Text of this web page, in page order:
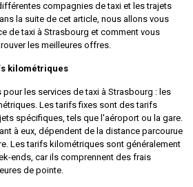
compagnies de taxi et les trajets
la suite de cet article, nous allons vous
de taxi à Strasbourg et comment vous
les meilleures offres.
kilométriques
les services de taxi à Strasbourg : les
Les tarifs fixes sont des tarifs
spécifiques, tels que l'aéroport ou la gare.
à eux, dépendent de la distance parcourue
Les tarifs kilométriques sont généralement
ends, car ils comprennent des frais
de pointe.